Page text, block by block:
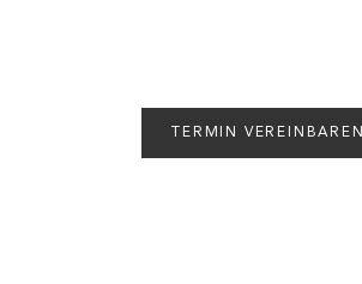
TERMIN VEREINBAREN